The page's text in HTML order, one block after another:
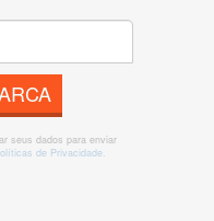
seus dados para enviar
de Privacidade.